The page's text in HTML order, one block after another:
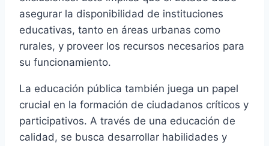
asegurar la disponibilidad de instituciones
educativas, tanto en áreas urbanas como
rurales, y proveer los recursos necesarios para
su funcionamiento.
La educación pública también juega un papel
crucial en la formación de ciudadanos críticos y
participativos. A través de una educación de
calidad, se busca desarrollar habilidades y